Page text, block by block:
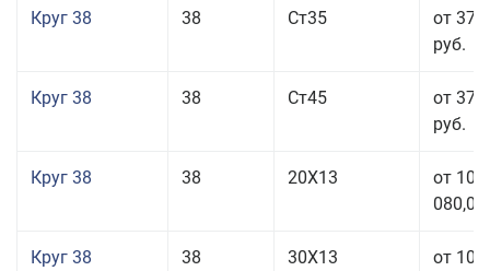
Круг 38 38 Ст35
от 37
руб.
Круг 38 38 Ст45
от 37
руб.
Круг 38 38 20Х13
от 101
080,00
Круг 38 38 30Х13
от 101